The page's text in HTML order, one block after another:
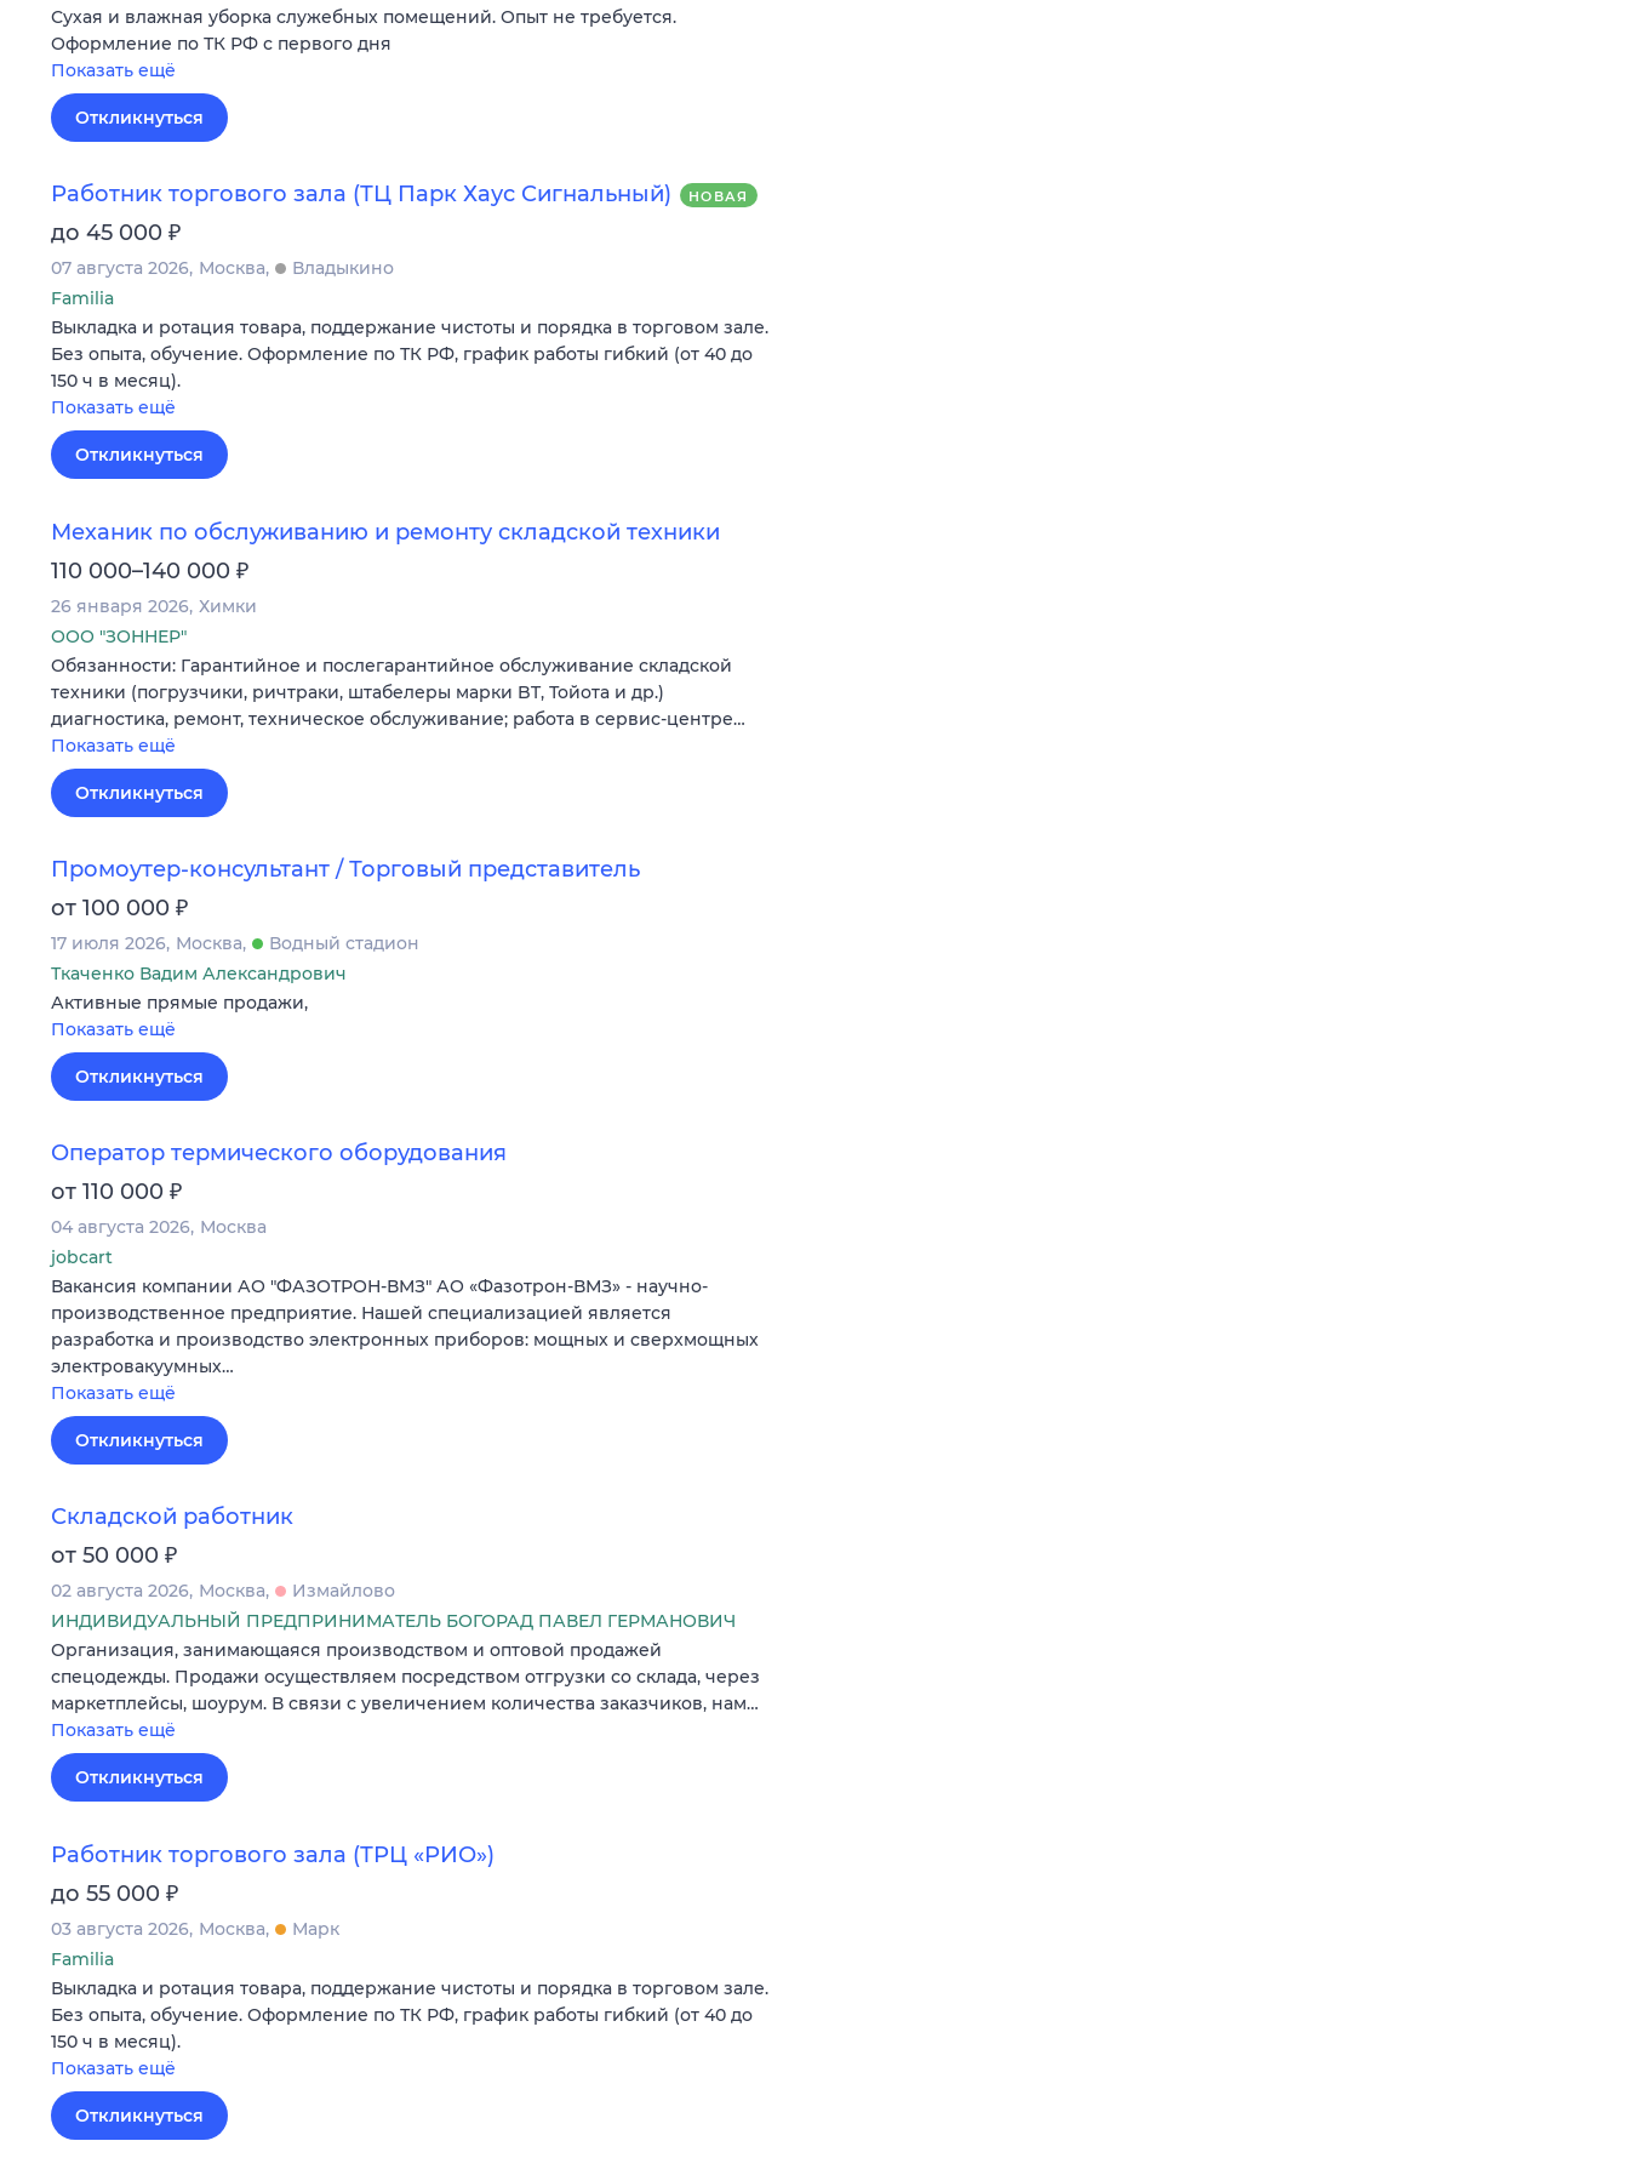
Сухая и влажная уборка служебных помещений. Опыт не требуется.
Оформление по ТК РФ с первого дня
Показать ещё
Откликнуться
Работник торгового зала (ТЦ Парк Хаус Сигнальный) НОВАЯ
до 45 000 ₽
07 августа 2026 Москва
Владыкино
Familia
Выкладка и ротация товара, поддержание чистоты и порядка в торговом зале.
Без опыта, обучение. Оформление по ТК РФ, график работы гибкий (от 40 до
150 ч в месяц).
Показать ещё
Откликнуться
Механик по обслуживанию и ремонту складской техники
110 000–140 000 ₽
26 января 2026 Химки
ООО "ЗОННЕР"
Обязанности: Гарантийное и послегарантийное обслуживание складской
техники (погрузчики, ричтраки, штабелеры марки BT, Тойота и др.)
диагностика, ремонт, техническое обслуживание; работа в сервис-центре…
Показать ещё
Откликнуться
Промоутер-консультант / Торговый представитель
от 100 000 ₽
17 июля 2026 Москва
Водный стадион
Ткаченко Вадим Александрович
Активные прямые продажи,
Показать ещё
Откликнуться
Оператор термического оборудования
от 110 000 ₽
04 августа 2026 Москва
jobcart
Вакансия компании АО "ФАЗОТРОН-ВМЗ" АО «Фазотрон-ВМЗ» - научно-
производственное предприятие. Нашей специализацией является
разработка и производство электронных приборов: мощных и сверхмощных
электровакуумных…
Показать ещё
Откликнуться
Складской работник
от 50 000 ₽
02 августа 2026 Москва
Измайлово
ИНДИВИДУАЛЬНЫЙ ПРЕДПРИНИМАТЕЛЬ БОГОРАД ПАВЕЛ ГЕРМАНОВИЧ
Организация, занимающаяся производством и оптовой продажей
спецодежды. Продажи осуществляем посредством отгрузки со склада, через
маркетплейсы, шоурум. В связи с увеличением количества заказчиков, нам…
Показать ещё
Откликнуться
Работник торгового зала (ТРЦ «РИО»)
до 55 000 ₽
03 августа 2026 Москва
Марк
Familia
Выкладка и ротация товара, поддержание чистоты и порядка в торговом зале.
Без опыта, обучение. Оформление по ТК РФ, график работы гибкий (от 40 до
150 ч в месяц).
Показать ещё
Откликнуться